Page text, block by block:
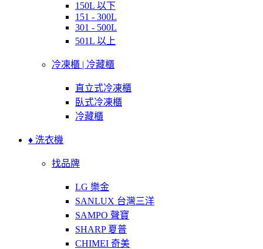
150L 以下
151 - 300L
301 - 500L
501L 以上
冷凍櫃 | 冷藏櫃
直立式冷凍櫃
臥式冷凍櫃
冷藏櫃
♦ 洗衣機
找品牌
LG 樂金
SANLUX 台灣三洋
SAMPO 聲寶
SHARP 夏普
CHIMEI 奇美